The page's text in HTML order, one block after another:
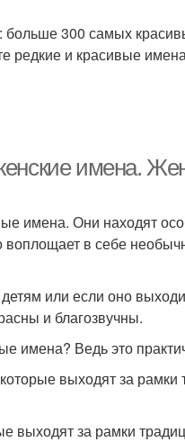
300 самых
редкие и красивые
имена.
имена. Они находят
в себе
или если оно
и благозвучны.
имена? Ведь это
выходят за рамки
за рамки